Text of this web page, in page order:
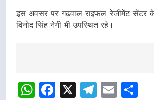
इस अवसर पर गढ़वाल राइफल रेजीमेंट सेंटर
विनोद सिंह नेगी भी उपस्थित रहे।
navigation
WhatsApp
Facebook
X Email